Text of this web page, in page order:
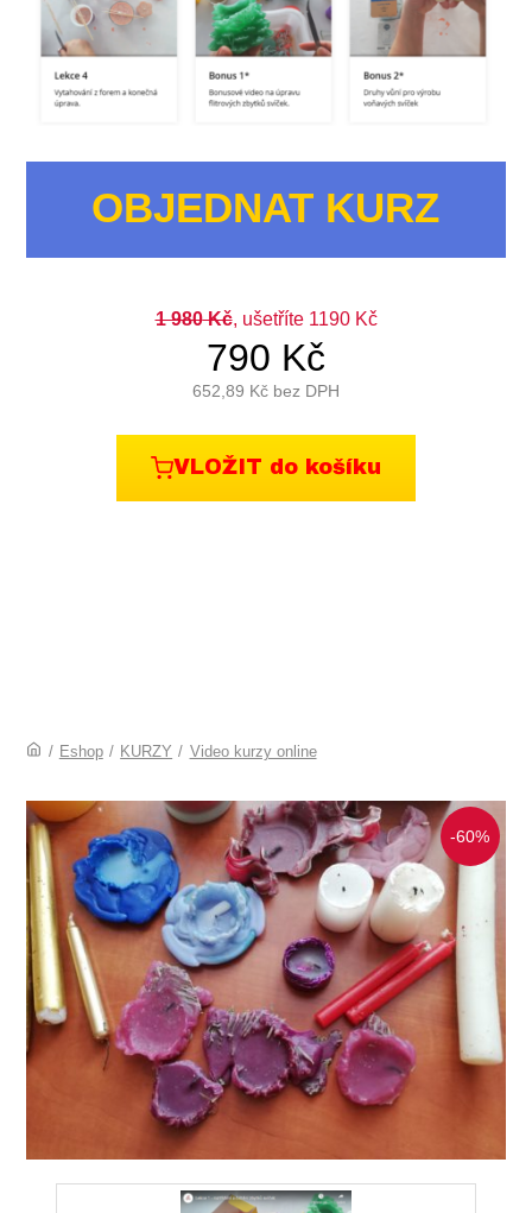
OBJEDNAT KURZ
1 980Kč, ušetříte 1190 Kč
790 Kč
652,89 Kč bez DPH
VLOŽIT do košíku
/ Eshop / KURZY / Video kurzy online
-60%